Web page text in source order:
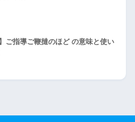
ご指導ご鞭撻のほど の意味と使い